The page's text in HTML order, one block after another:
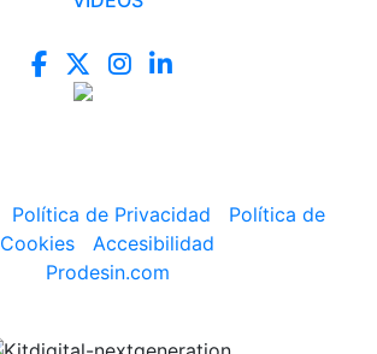
Política de Privacidad
Política de
Cookies
Accesibilidad
Prodesin.com